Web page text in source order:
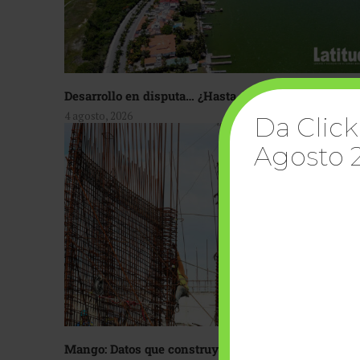
Desarrollo en disputa… ¿Hasta dónde crecer?
4 agosto, 2026
Mango: Datos que construyen confianza
Da
Agosto